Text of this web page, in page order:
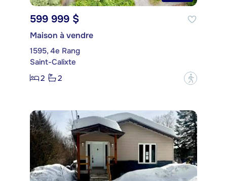
599 999 $
Maison à vendre
1595, 4e Rang
Saint-Calixte
2
2 ?